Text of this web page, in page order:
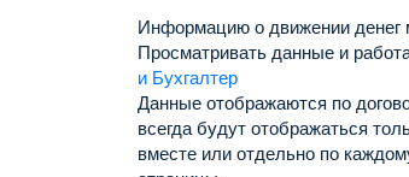
Информацию о движении денег
Просматривать данные и
и Бухгалтер
Данные отображаются по
всегда будут отображаться
вместе или отдельно по